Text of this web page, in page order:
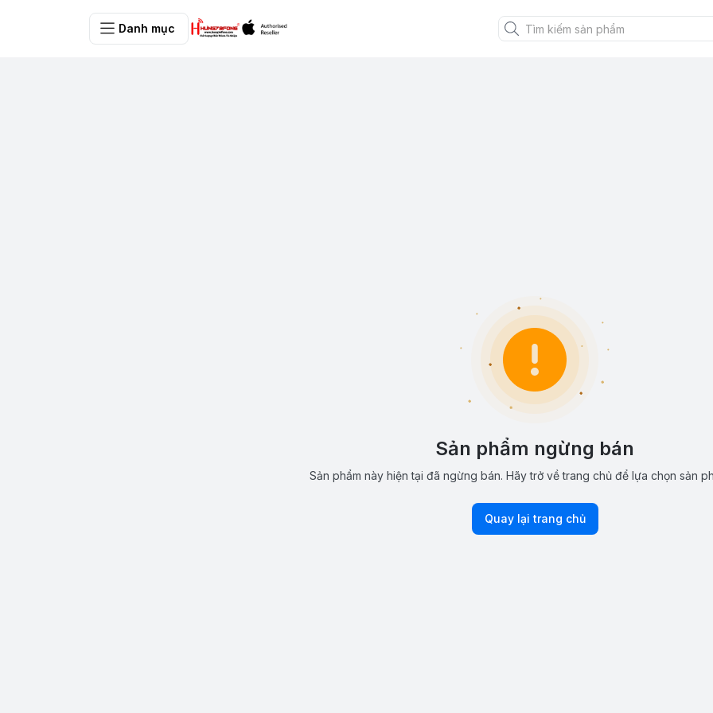
Danh mục
Sản phẩm ngừng bán
Sản phẩm này hiện tại đã ngừng bán. Hãy trở về trang chủ để lựa chọn sản
Quay lại trang chủ